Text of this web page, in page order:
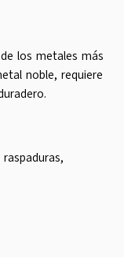
los metales más
noble, requiere